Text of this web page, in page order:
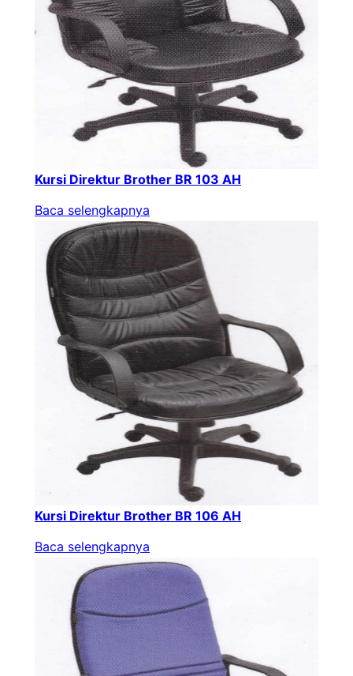
Kursi Direktur Brother BR 103 AH
Baca selengkapnya
Kursi Direktur Brother BR 106 AH
Baca selengkapnya